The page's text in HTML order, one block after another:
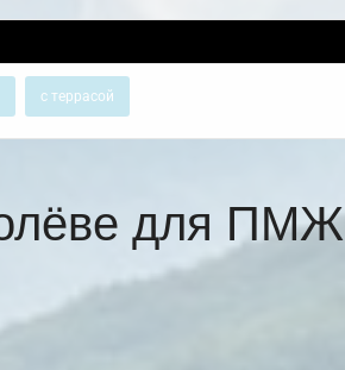
с террасой
для ПМЖ